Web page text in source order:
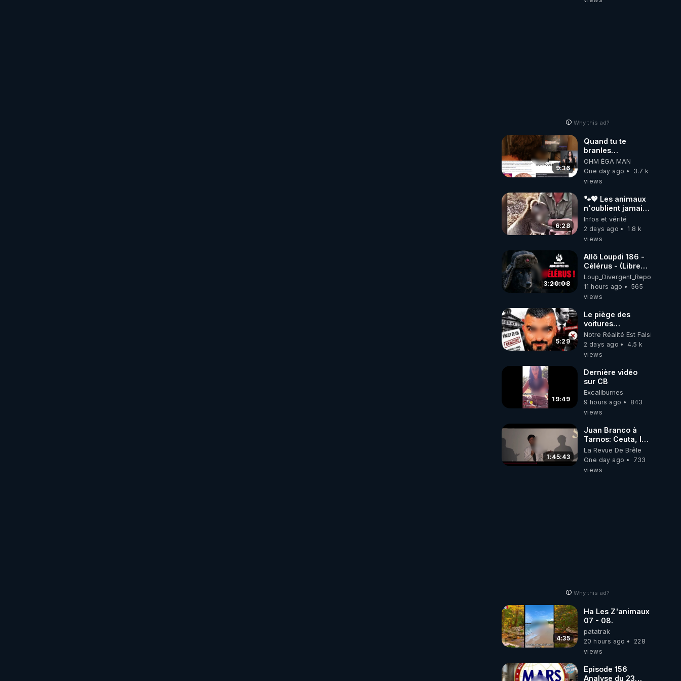
Why this ad?
9:36
Quand tu te
branles
bonhomme tu
émets des ondes
ils ont juste omis
OHM ÉGA MAN
One day ago
3.7 k
views
6:28
🐾💖 Les animaux
n'oublient jamais
ceux qu'ils
aiment… 🥹❤️
Infos et vérité
2 days ago
1.8 k
views
3:20:08
Allô Loupdi 186 -
Célérus - (Libre
Antenne) - Loup
Divergent
2026.08.06
Loup_Divergent_Reposts
11 hours ago
565
views
5:29
Le piège des
voitures
électriques se
referme sur les
usagers !
Notre Réalité Est Falsifiée Et
2 days ago
4.5 k
views
19:49
Dernière vidéo
sur CB
Excaliburnes
9 hours ago
843
views
1:45:43
Juan Branco à
Tarnos: Ceuta, le
narcotrafic et le
pouvoir en France
La Revue De Brêle
One day ago
733
views
Why this ad?
4:35
Ha Les Z'animaux
07 - 08.
patatrak
20 hours ago
228
views
Episode 156
Analyse du 23